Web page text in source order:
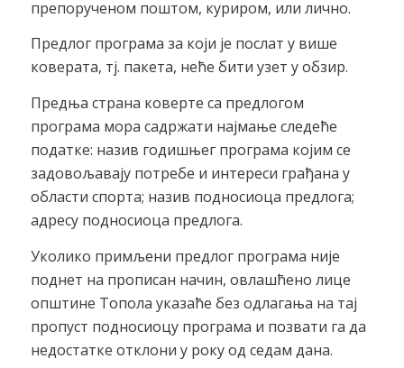
препорученом поштом, куриром, или лично.
Предлог програма за који је послат у више
коверата, тј. пакета, неће бити узет у обзир.
Предња страна коверте са предлогом
програма мора садржати најмање следеће
податке: назив годишњег програма којим се
задовољавају потребе и интереси грађана у
области спорта; назив подносиоца предлога;
адресу подносиоца предлога.
Уколико примљени предлог програма није
поднет на прописан начин, овлашћено лице
општине Топола указаће без одлагања на тај
пропуст подносиоцу програма и позвати га да
недостатке отклони у року од седам дана.